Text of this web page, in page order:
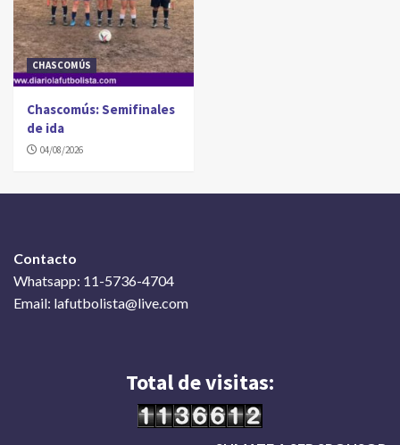
CHASCOMÚS
Chascomús: Semifinales
de ida
04/08/2026
Contacto
Whatsapp: 11-5736-4704
Email: lafutbolista@live.com
Total de visitas: